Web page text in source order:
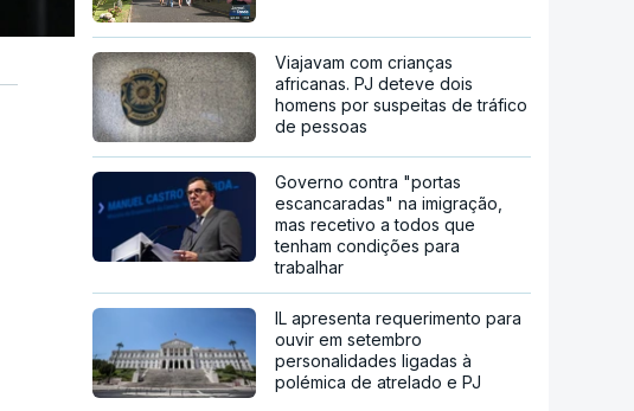
Viajavam com crianças
africanas. PJ deteve dois
homens por suspeitas de tráfico
de pessoas
Governo contra "portas
escancaradas" na imigração,
mas recetivo a todos que
tenham condições para
trabalhar
IL apresenta requerimento para
ouvir em setembro
personalidades ligadas à
polémica de atrelado e PJ